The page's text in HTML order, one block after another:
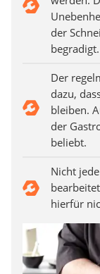
der
begradigt.
Der
dazu,
bleiben.
der
beliebt.
Nicht
hierfür